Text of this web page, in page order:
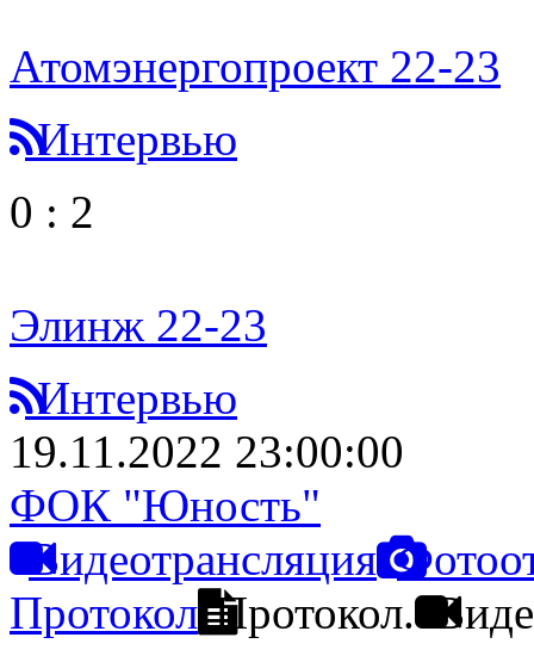
Атомэнергопроект 22-23
Интервью
0 : 2
Элинж 22-23
Интервью
19.11.2022 23:00:00
ФОК "Юность"
Видеотрансляция
Протокол Протокол.